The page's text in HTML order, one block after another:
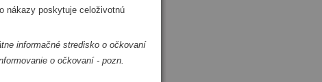
nákazy poskytuje celoživotnú
informačné stredisko o očkovaní
o očkovaní - pozn.